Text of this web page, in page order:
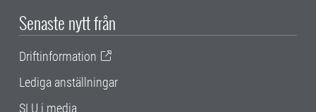
Senaste nytt från
Driftinformation
Lediga anställningar
SLU i media